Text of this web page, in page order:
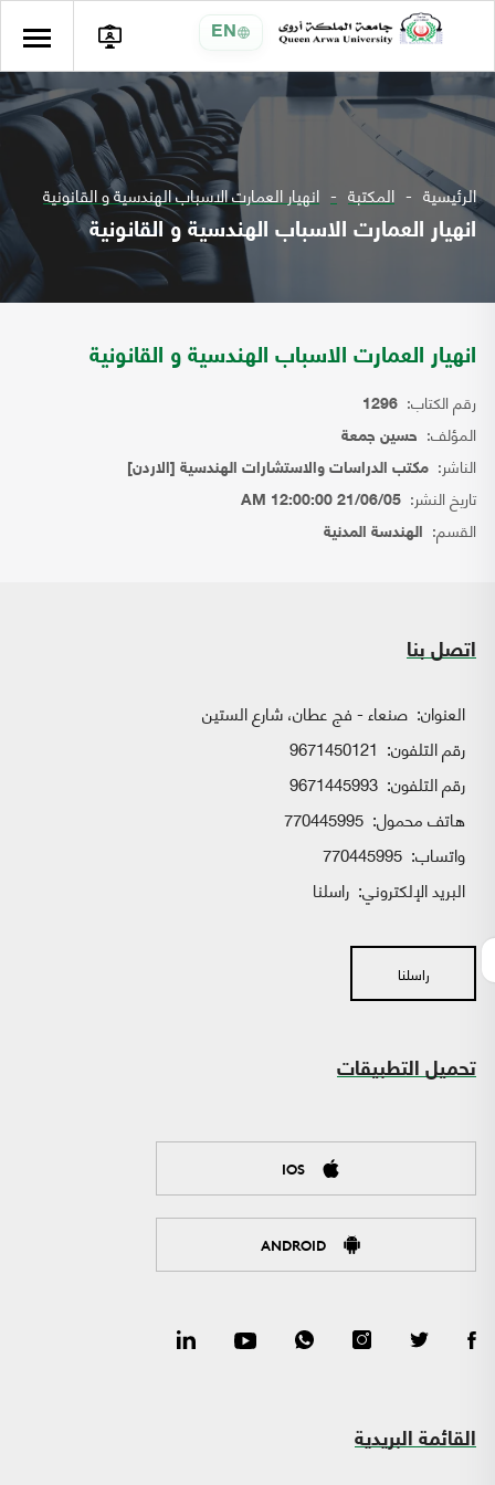
EN
الرئيسية المكتبة انهيار العمارت الاسباب الهندسية و القانونية
انهيار العمارت الاسباب الهندسية و القانونية
انهيار العمارت الاسباب الهندسية و القانونية
رقم الكتاب: 1296
المؤلف: حسين جمعة
الناشر: مكتب الدراسات والاستشارات الهندسية [الاردن]
تاريخ النشر: 21/06/05 12:00:00 AM
القسم: الهندسة المدنية
اتصل بنا
العنوان: صنعاء - فج عطان، شارع الستين
رقم التلفون: 9671450121
رقم التلفون: 9671445993
هاتف محمول: 770445995
واتساب:
البريد الإلكتروني: راسلنا
راسلنا
تحميل التطبيقات
IOS
ANDROID
القائمة البريدية